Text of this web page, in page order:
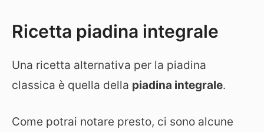
Ricetta piadina integrale
Una ricetta alternativa per la piadina
classica è quella della piadina integrale.
Come potrai notare presto, ci sono alcune